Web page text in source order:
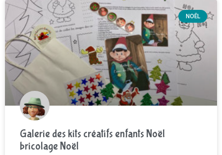
NOËL
Galerie des kits créatifs enfants Noël
bricolage Noël